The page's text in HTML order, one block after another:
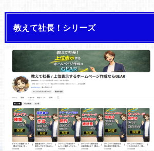
教えて社長！シリーズ